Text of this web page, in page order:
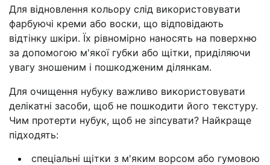
Для відновлення кольору слід використовувати
фарбуючі креми або воски, що відповідають
відтінку шкіри. Їх рівномірно наносять на поверхню
за допомогою м'якої губки або щітки, приділяючи
увагу зношеним і пошкодженим ділянкам.
Для очищення нубуку важливо використовувати
делікатні засоби, щоб не пошкодити його текстуру.
Чим протерти нубук, щоб не зіпсувати? Найкраще
підходять:
спеціальні щітки з м'яким ворсом або гумовою